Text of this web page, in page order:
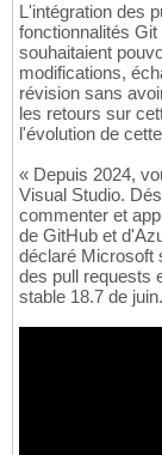
L'intégration des
fonctionnalités
souhaitaient
modifications,
révision sans
les retours sur
l'évolution de
« Depuis 2024,
Visual Studio.
commenter et
de GitHub et
déclaré Microsoft
des pull requests
stable 18.7 de